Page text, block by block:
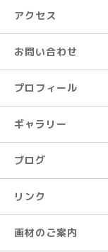
アクセス
お問い合わせ
プロフィール
ギャラリー
ブログ
リンク
画材のご案内